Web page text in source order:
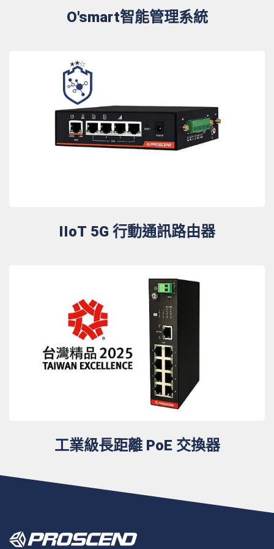
O'smart智能管理系統
IIoT 5G 行動通訊路由器
工業級長距離 PoE 交換器